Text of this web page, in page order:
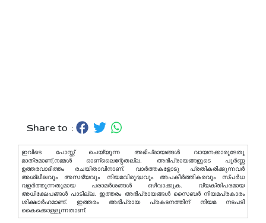
Share to :
ഇവിടെ പോസ്റ്റ് ചെയ്യുന്ന അഭിപ്രായങ്ങള്‍ വായനക്കാരുടേതു
മാത്രമാണ്,നമ്മൾ ഓണ്ലൈന്റേതല്ല. അഭിപ്രായങ്ങളുടെ പൂർണ്ണ
ഉത്തരവാദിത്തം രചയിതാവിനാണ്. വാര്‍ത്തകളോടു പ്രതികരിക്കുന്നവര്‍
അശ്ലീലവും അസഭ്യവും നിയമവിരുദ്ധവും അപകീര്‍ത്തികരവും സ്പര്‍ധ
വളര്‍ത്തുന്നതുമായ പരാമര്‍ശങ്ങള്‍ ഒഴിവാക്കുക. വ്യക്തിപരമായ
അധിക്ഷേപങ്ങള്‍ പാടില്ല. ഇത്തരം അഭിപ്രായങ്ങള്‍ സൈബര്‍ നിയമപ്രകാരം
ശിക്ഷാര്‍ഹമാണ്. ഇത്തരം അഭിപ്രായ പ്രകടനത്തിന് നിയമ നടപടി
കൈക്കൊള്ളുന്നതാണ്.